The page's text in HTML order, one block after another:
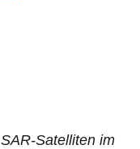
Satelliten im